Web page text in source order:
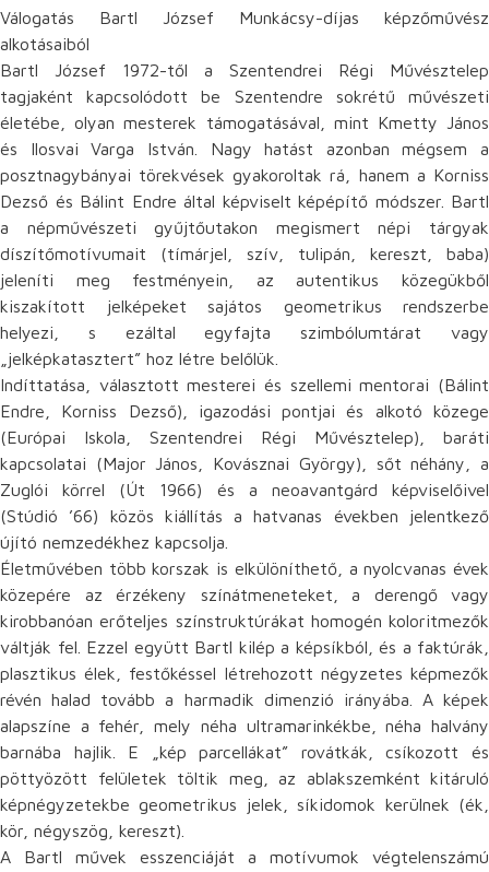
Válogatás Bartl József Munkácsy-díjas képzőművész
alkotásaiból
Bartl József 1972-től a Szentendrei Régi Művésztelep
tagjaként kapcsolódott be Szentendre sokrétű művészeti
életébe, olyan mesterek támogatásával, mint Kmetty János
és Ilosvai Varga István. Nagy hatást azonban mégsem a
posztnagybányai törekvések gyakoroltak rá, hanem a Korniss
Dezső és Bálint Endre által képviselt képépítő módszer. Bartl
a népművészeti gyűjtőutakon megismert népi tárgyak
díszítőmotívumait (tímárjel, szív, tulipán, kereszt, baba)
jeleníti meg festményein, az autentikus közegükből
kiszakított jelképeket sajátos geometrikus rendszerbe
helyezi, s ezáltal egyfajta szimbólumtárat vagy
„jelképkatasztert” hoz létre belőlük.
Indíttatása, választott mesterei és szellemi mentorai (Bálint
Endre, Korniss Dezső), igazodási pontjai és alkotó közege
(Európai Iskola, Szentendrei Régi Művésztelep), baráti
kapcsolatai (Major János, Kovásznai György), sőt néhány, a
Zuglói körrel (Út 1966) és a neoavantgárd képviselőivel
(Stúdió ’66) közös kiállítás a hatvanas években jelentkező
újító nemzedékhez kapcsolja.
Életművében több korszak is elkülöníthető, a nyolcvanas évek
közepére az érzékeny színátmeneteket, a derengő vagy
kirobbanóan erőteljes színstruktúrákat homogén koloritmezők
váltják fel. Ezzel együtt Bartl kilép a képsíkból, és a faktúrák,
plasztikus élek, festőkéssel létrehozott négyzetes képmezők
révén halad tovább a harmadik dimenzió irányába. A képek
alapszíne a fehér, mely néha ultramarinkékbe, néha halvány
barnába hajlik. E „kép parcellákat” rovátkák, csíkozott és
pöttyözött felületek töltik meg, az ablakszemként kitáruló
képnégyzetekbe geometrikus jelek, síkidomok kerülnek (ék,
kör, négyszög, kereszt).
A Bartl művek esszenciáját a motívumok végtelenszámú